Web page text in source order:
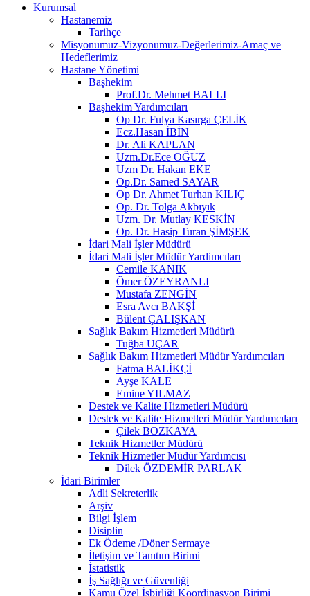
Kurumsal
Hastanemiz
Tarihçe
Misyonumuz-Vizyonumuz-Değerlerimiz-Amaç ve
Hedeflerimiz
Hastane Yönetimi
Başhekim
Prof.Dr. Mehmet BALLI
Başhekim Yardımcıları
Op Dr. Fulya Kasırga ÇELİK
Ecz.Hasan İBİN
Dr. Ali KAPLAN
Uzm.Dr.Ece OĞUZ
Uzm Dr. Hakan EKE
Op.Dr. Samed SAYAR
Op Dr. Ahmet Turhan KILIÇ
Op. Dr. Tolga Akbıyık
Uzm. Dr. Mutlay KESKİN
Op. Dr. Hasip Turan ŞİMŞEK
İdari Mali İşler Müdürü
İdari Mali İşler Müdür Yardimcıları
Cemile KANIK
Ömer ÖZEYRANLI
Mustafa ZENGİN
Esra Avcı BAKŞİ
Bülent ÇALIŞKAN
Sağlık Bakım Hizmetleri Müdürü
Tuğba UÇAR
Sağlık Bakım Hizmetleri Müdür Yardımcıları
Fatma BALİKÇİ
Ayşe KALE
Emine YILMAZ
Destek ve Kalite Hizmetleri Müdürü
Destek ve Kalite Hizmetleri Müdür Yardımcıları
Çilek BOZKAYA
Teknik Hizmetler Müdürü
Teknik Hizmetler Müdür Yardımcısı
Dilek ÖZDEMİR PARLAK
İdari Birimler
Adli Sekreterlik
Arşiv
Bilgi İşlem
Disiplin
Ek Ödeme /Döner Sermaye
İletişim ve Tanıtım Birimi
İstatistik
İş Sağlığı ve Güvenliği
Kamu Özel İşbirliği Koordinasyon Birimi